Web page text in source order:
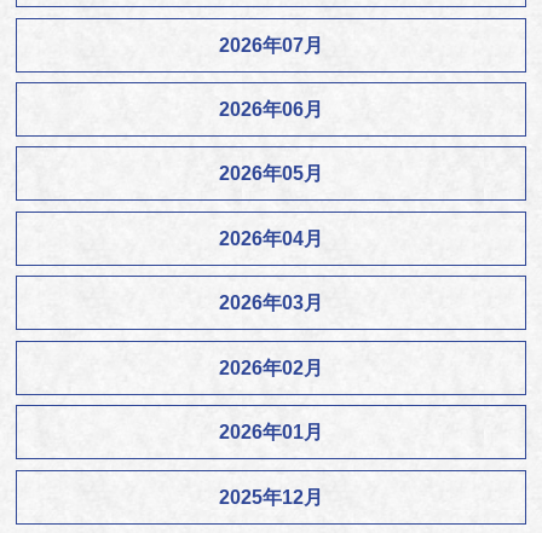
2026年07月
2026年06月
2026年05月
2026年04月
2026年03月
2026年02月
2026年01月
2025年12月